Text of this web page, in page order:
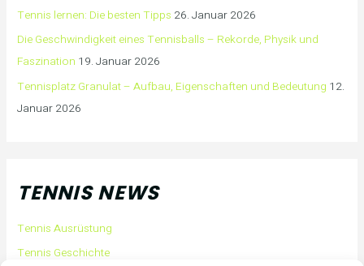
Tennis lernen: Die besten Tipps 26. Januar 2026
Die Geschwindigkeit eines Tennisballs – Rekorde, Physik und
Faszination 19. Januar 2026
Tennisplatz Granulat – Aufbau, Eigenschaften und Bedeutung 12.
Januar 2026
TENNIS NEWS
Tennis Ausrüstung
Tennis Geschichte